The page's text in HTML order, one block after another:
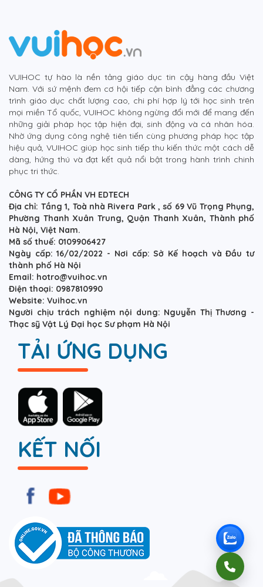
VUIHOC tự hào là nền tảng giáo dục tin cậy hàng đầu Việt
Nam. Với sứ mệnh đem cơ hội tiếp cận bình đẳng các chương
trình giáo dục chất lượng cao, chi phí hợp lý tới học sinh trên
mọi miền Tổ quốc, VUIHOC không ngừng đổi mới để mang đến
những giải pháp học tập hiện đại, sinh động và cá nhân hóa.
Nhờ ứng dụng công nghệ tiên tiến cùng phương pháp học tập
hiệu quả, VUIHOC giúp học sinh tiếp thu kiến thức một cách dễ
dàng, hứng thú và đạt kết quả nổi bật trong hành trình chinh
phục tri thức.
CÔNG TY CỔ PHẦN VH EDTECH
Địa chỉ: Tầng 1, Toà nhà Rivera Park , số 69 Vũ Trọng Phụng,
Phường Thanh Xuân Trung, Quận Thanh Xuân, Thành phố
Hà Nội, Việt Nam.
Mã số thuế: 0109906427
Ngày cấp: 16/02/2022 - Nơi cấp: Sở Kế hoạch và Đầu tư
thành phố Hà Nội
Email: hotro@vuihoc.vn
Điện thoại: 0987810990
Website: Vuihoc.vn
Người chịu trách nghiệm nội dung: Nguyễn Thị Thương -
Thạc sỹ Vật Lý Đại học Sư phạm Hà Nội
TẢI ỨNG DỤNG
KẾT NỐI